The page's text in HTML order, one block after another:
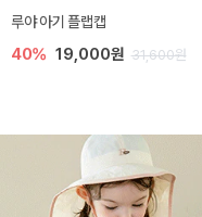
루야 아기 플랩캡
40% 19,000원 31,600원